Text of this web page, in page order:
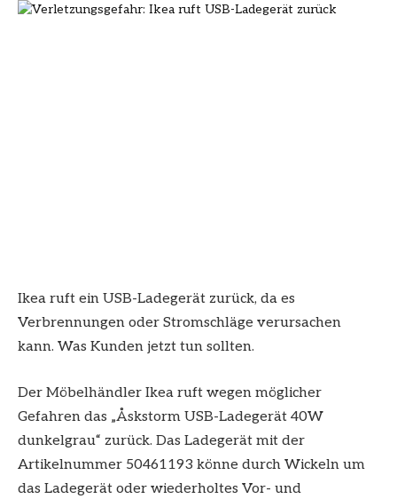
Ikea ruft ein USB-Ladegerät zurück, da es
Verbrennungen oder Stromschläge verursachen
kann. Was Kunden jetzt tun sollten.
Der Möbelhändler Ikea ruft wegen möglicher
Gefahren das „Åskstorm USB-Ladegerät 40W
dunkelgrau“ zurück. Das Ladegerät mit der
Artikelnummer 50461193 könne durch Wickeln um
das Ladegerät oder wiederholtes Vor- und